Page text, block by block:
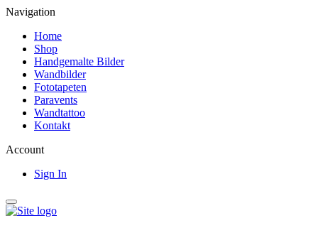
Navigation
Home
Shop
Handgemalte Bilder
Wandbilder
Fototapeten
Paravents
Wandtattoo
Kontakt
Account
Sign In